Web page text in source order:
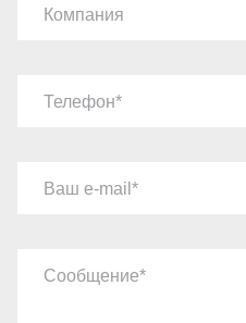
Компания
Телефон
Ваш e-mail
Сообщение